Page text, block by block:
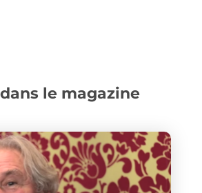
le magazine